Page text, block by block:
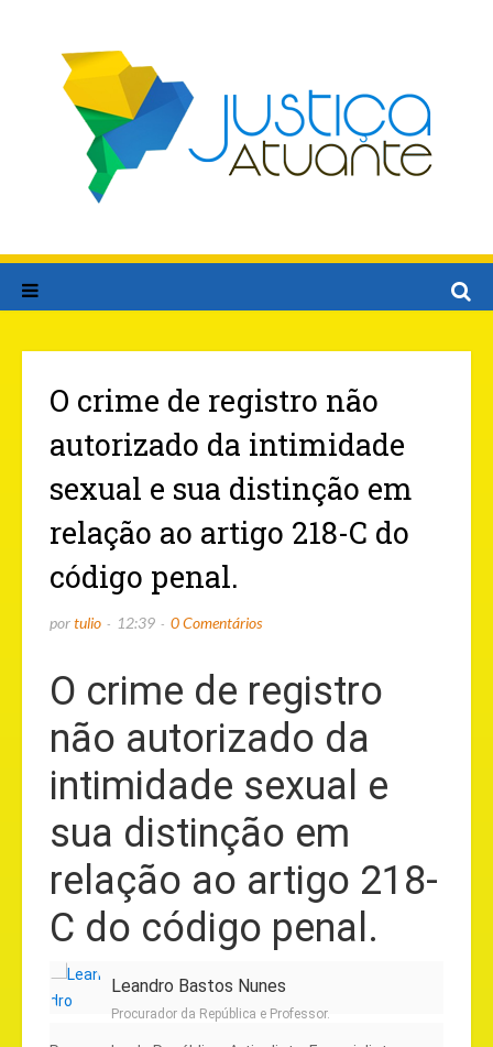
O crime de registro não
autorizado da intimidade
sexual e sua distinção em
relação ao artigo 218-C do
código penal.
portulio 12:39 0 Comentários
O crime de registro
não autorizado da
intimidade sexual e
sua distinção em
relação ao artigo 218-
C do código penal.
Leandro Bastos Nunes
Procurador da República e Professor.